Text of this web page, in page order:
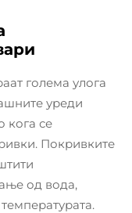
голема улога
уреди
кога се
Покривките
од вода,